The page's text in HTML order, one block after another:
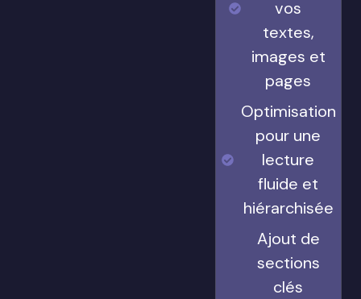
vos
textes,
images et
pages
Optimisation
pour une
lecture
fluide et
hiérarchisée
Ajout de
sections
clés